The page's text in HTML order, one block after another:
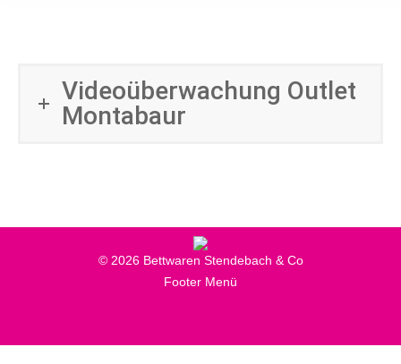
Videoüberwachung Outlet
Montabaur
© 2026 Bettwaren Stendebach & Co
Footer Menü